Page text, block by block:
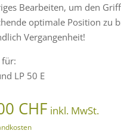
Bearbeiten, um den
optimale Position zu
Vergangenheit!
für:
LP 50 E
CHF inkl. MwSt.